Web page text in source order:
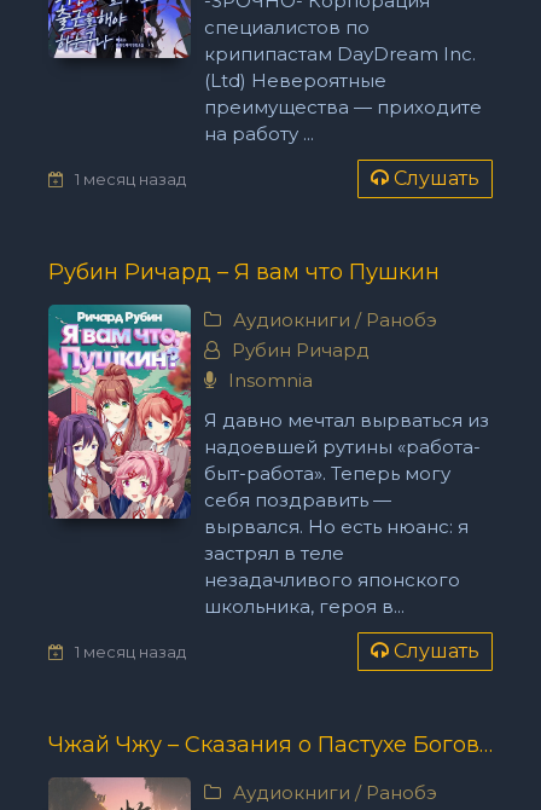
специалистов по
крипипастам DayDream Inc.
(Ltd) Невероятные
преимущества — приходите
на работу ...
1 месяц назад Слушать
Рубин Ричард – Я вам что Пушкин
Аудиокниги / Ранобэ
Рубин Ричард
Insomnia
Я давно мечтал вырваться из
надоевшей рутины «работа-
быт-работа». Теперь могу
себя поздравить —
вырвался. Но есть нюанс: я
застрял в теле
незадачливого японского
школьника, героя в...
1 месяц назад Слушать
Чжай Чжу – Сказания о Пастухе Богов 18
Аудиокниги / Ранобэ